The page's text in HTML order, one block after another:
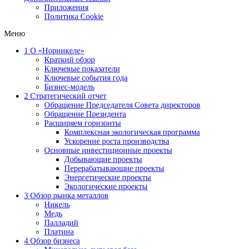
Приложения
Политика Cookie
Меню
1 О «Норникеле»
Краткий обзор
Ключевые показатели
Ключевые события года
Бизнес-модель
2 Стратегический отчет
Обращение Председателя Совета директоров
Обращение Президента
Расширяем горизонты
Комплексная экологическая программа
Ускорение роста производства
Основные инвестиционные проекты
Добывающие проекты
Перерабатывающие проекты
Энергетические проекты
Экологические проекты
3 Обзор рынка металлов
Никель
Медь
Палладий
Платина
4 Обзор бизнеса